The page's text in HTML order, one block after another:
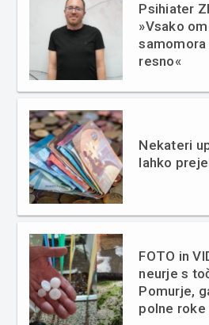
Psihiater
»Vsako
resno«
Nekateri
lahko
FOTO in
neurje s
Pomurje,
polne roke